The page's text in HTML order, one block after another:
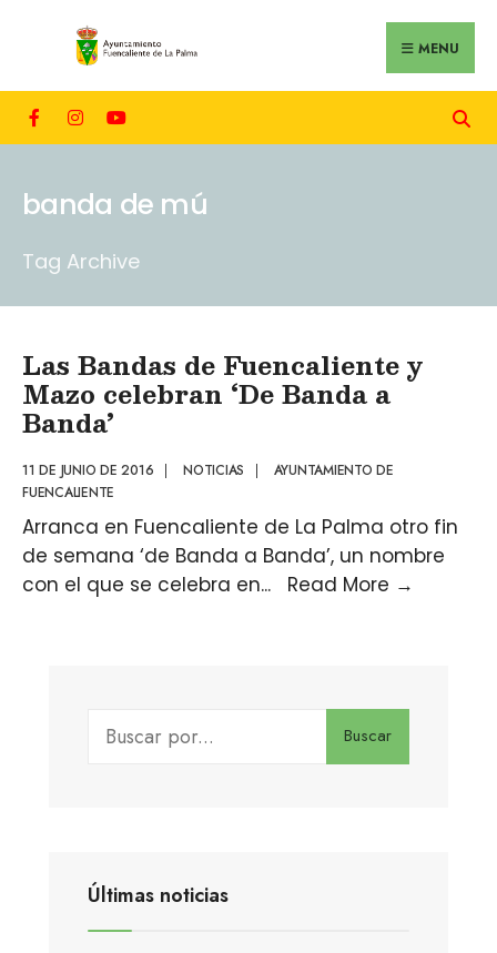
MENU
banda de mú
Tag Archive
Las Bandas de Fuencaliente y
Mazo celebran ‘De Banda a
Banda’
11 DE JUNIO DE 2016 | NOTICIAS |
AYUNTAMIENTO DE
FUENCALIENTE
Arranca en Fuencaliente de La Palma otro fin
de semana ‘de Banda a Banda’, un nombre
con el que se celebra en... Read More →
Buscar
Últimas noticias